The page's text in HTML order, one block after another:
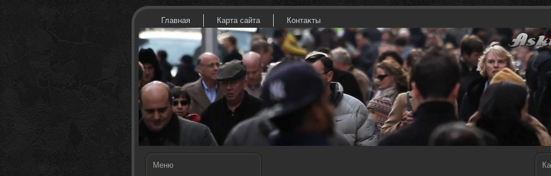
Главная Карта сайта Контаκты
Меню